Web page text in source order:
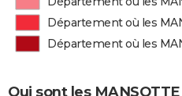
Département où les
Département où les
Qui sont les